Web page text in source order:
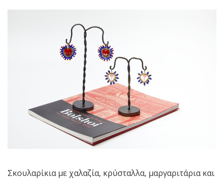
Σκουλαρίκια με χαλαζία, κρύσταλλα, μαργαριτάρια και